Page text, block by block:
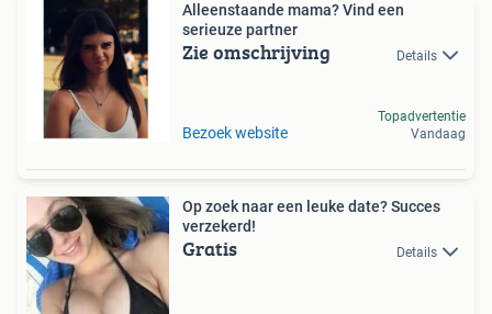
Alleenstaande mama? Vind een
serieuze partner
Zie omschrijving Details
Bezoek website
Topadvertentie
Vandaag
Op zoek naar een leuke date? Succes
verzekerd!
Gratis Details